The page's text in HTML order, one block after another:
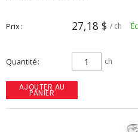
Prix 27,18 $ / ch
Quantité ch
AJOUTER AU
PANIER